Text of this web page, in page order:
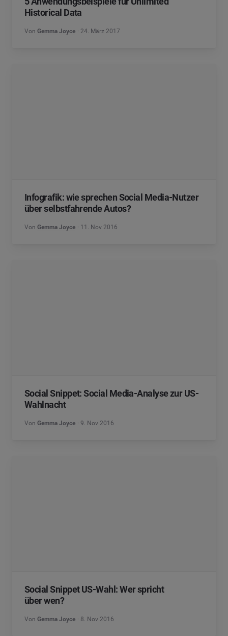
Historical Data
Von Gemma Joyce 24. März 2017
Infografik: wie sprechen Social Media-Nutzer
über selbstfahrende Autos?
Von Gemma Joyce 11. Nov 2016
Social Snippet: Social Media-Analyse zur US-
Wahlnacht
Von Gemma Joyce 9. Nov 2016
Social Snippet US-Wahl: Wer spricht
über wen?
Von Gemma Joyce 8. Nov 2016